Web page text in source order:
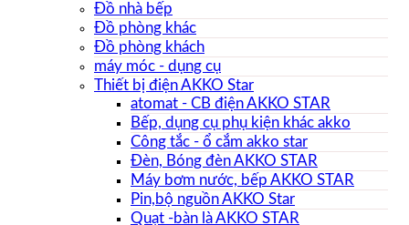
Đồ nhà bếp
Đồ phòng khác
Đồ phòng khách
máy móc - dụng cụ
Thiết bị điện AKKO Star
atomat - CB điện AKKO STAR
Bếp, dụng cụ phụ kiện khác akko
Công tắc - ổ cắm akko star
Đèn, Bóng đèn AKKO STAR
Máy bơm nước, bếp AKKO STAR
Pin,bộ nguồn AKKO Star
Quạt -bàn là AKKO STAR